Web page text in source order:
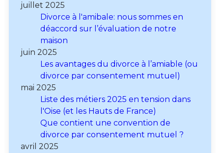
juillet 2025
Divorce à l'amibale: nous sommes en
déaccord sur l’évaluation de notre
maison
juin 2025
Les avantages du divorce à l’amiable (ou
divorce par consentement mutuel)
mai 2025
Liste des métiers 2025 en tension dans
l'Oise (et les Hauts de France)
Que contient une convention de
divorce par consentement mutuel ?
avril 2025